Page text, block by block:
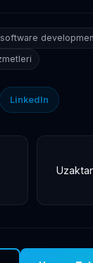
LinkedIn